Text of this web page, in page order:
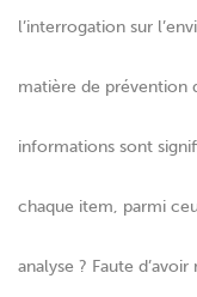
l’interrogation sur
matière de prévention
informations sont
chaque item, parmi
analyse ? Faute